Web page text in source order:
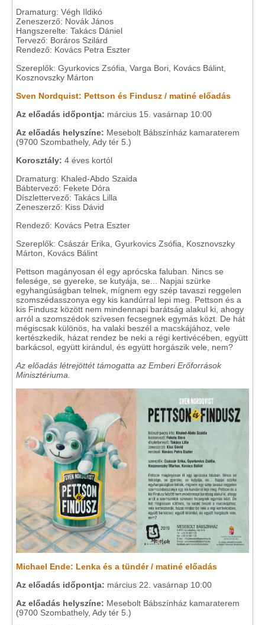
Dramaturg: Végh Ildikó
Zeneszerző: Novák János
Hangszerelte: Takács Dániel
Tervező: Boráros Szilárd
Rendező: Kovács Petra Eszter
Szereplők: Gyurkovics Zsófia, Varga Bori, Kovács Bálint,
Kosznovszky Márton
Sven Nordquist: Pettson és Findusz / matiné előadás
Az előadás időpontja: március 15. vasárnap 10:00
Az előadás helyszíne: Mesebolt Bábszínház kamaraterem
(9700 Szombathely, Ady tér 5.)
Korosztály: 4 éves kortól
Dramaturg: Khaled-Abdo Szaida
Bábtervező: Fekete Dóra
Díszlettervező: Takács Lilla
Zeneszerző: Kiss Dávid
Rendező: Kovács Petra Eszter
Szereplők: Császár Erika, Gyurkovics Zsófia, Kosznovszky
Márton, Kovács Bálint
Pettson magányosan él egy aprócska faluban. Nincs se
felesége, se gyereke, se kutyája, se... Napjai szürke
egyhangúságban telnek, mígnem egy szép tavaszi reggelen
szomszédasszonya egy kis kandúrral lepi meg. Pettson és a
kis Findusz között nem mindennapi barátság alakul ki, ahogy
arról a szomszédok szívesen fecsegnek egymás közt. De hát
mégiscsak különös, ha valaki beszél a macskájához, vele
kertészkedik, házat rendez be neki a régi kertivécében, együtt
barkácsol, együtt kirándul, és együtt horgászik vele, nem?
Az előadás létrejöttét támogatta az Emberi Erőforrások
Minisztériuma.
Michael Ende: Lenka és a tündér / matiné előadás
Az előadás időpontja: március 22. vasárnap 10:00
Az előadás helyszíne: Mesebolt Bábszínház kamaraterem
(9700 Szombathely, Ady tér 5.)